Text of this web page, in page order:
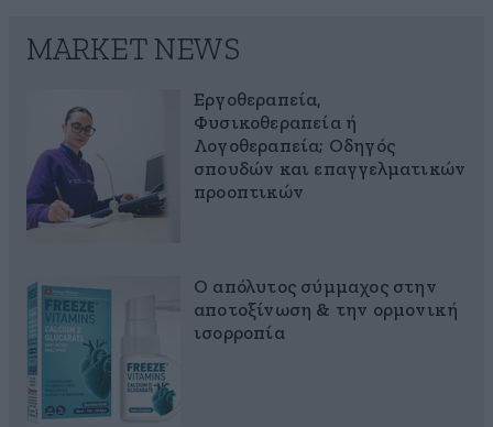
MARKET NEWS
Εργοθεραπεία,
Φυσικοθεραπεία ή
Λογοθεραπεία; Οδηγός
σπουδών και επαγγελματικών
προοπτικών
Ο απόλυτος σύμμαχος στην
αποτοξίνωση & την ορμονική
ισορροπία